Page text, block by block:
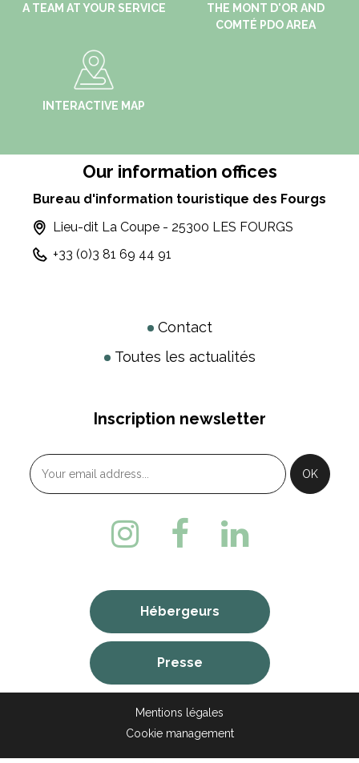
A TEAM AT YOUR SERVICE
THE MONT D'OR AND
COMTÉ PDO AREA
INTERACTIVE MAP
Our information offices
Bureau d'information touristique des Fourgs
Lieu-dit La Coupe - 25300 LES FOURGS
+33 (0)3 81 69 44 91
Contact
Toutes les actualités
Inscription newsletter
Hébergeurs
Presse
Mentions légales
Cookie management